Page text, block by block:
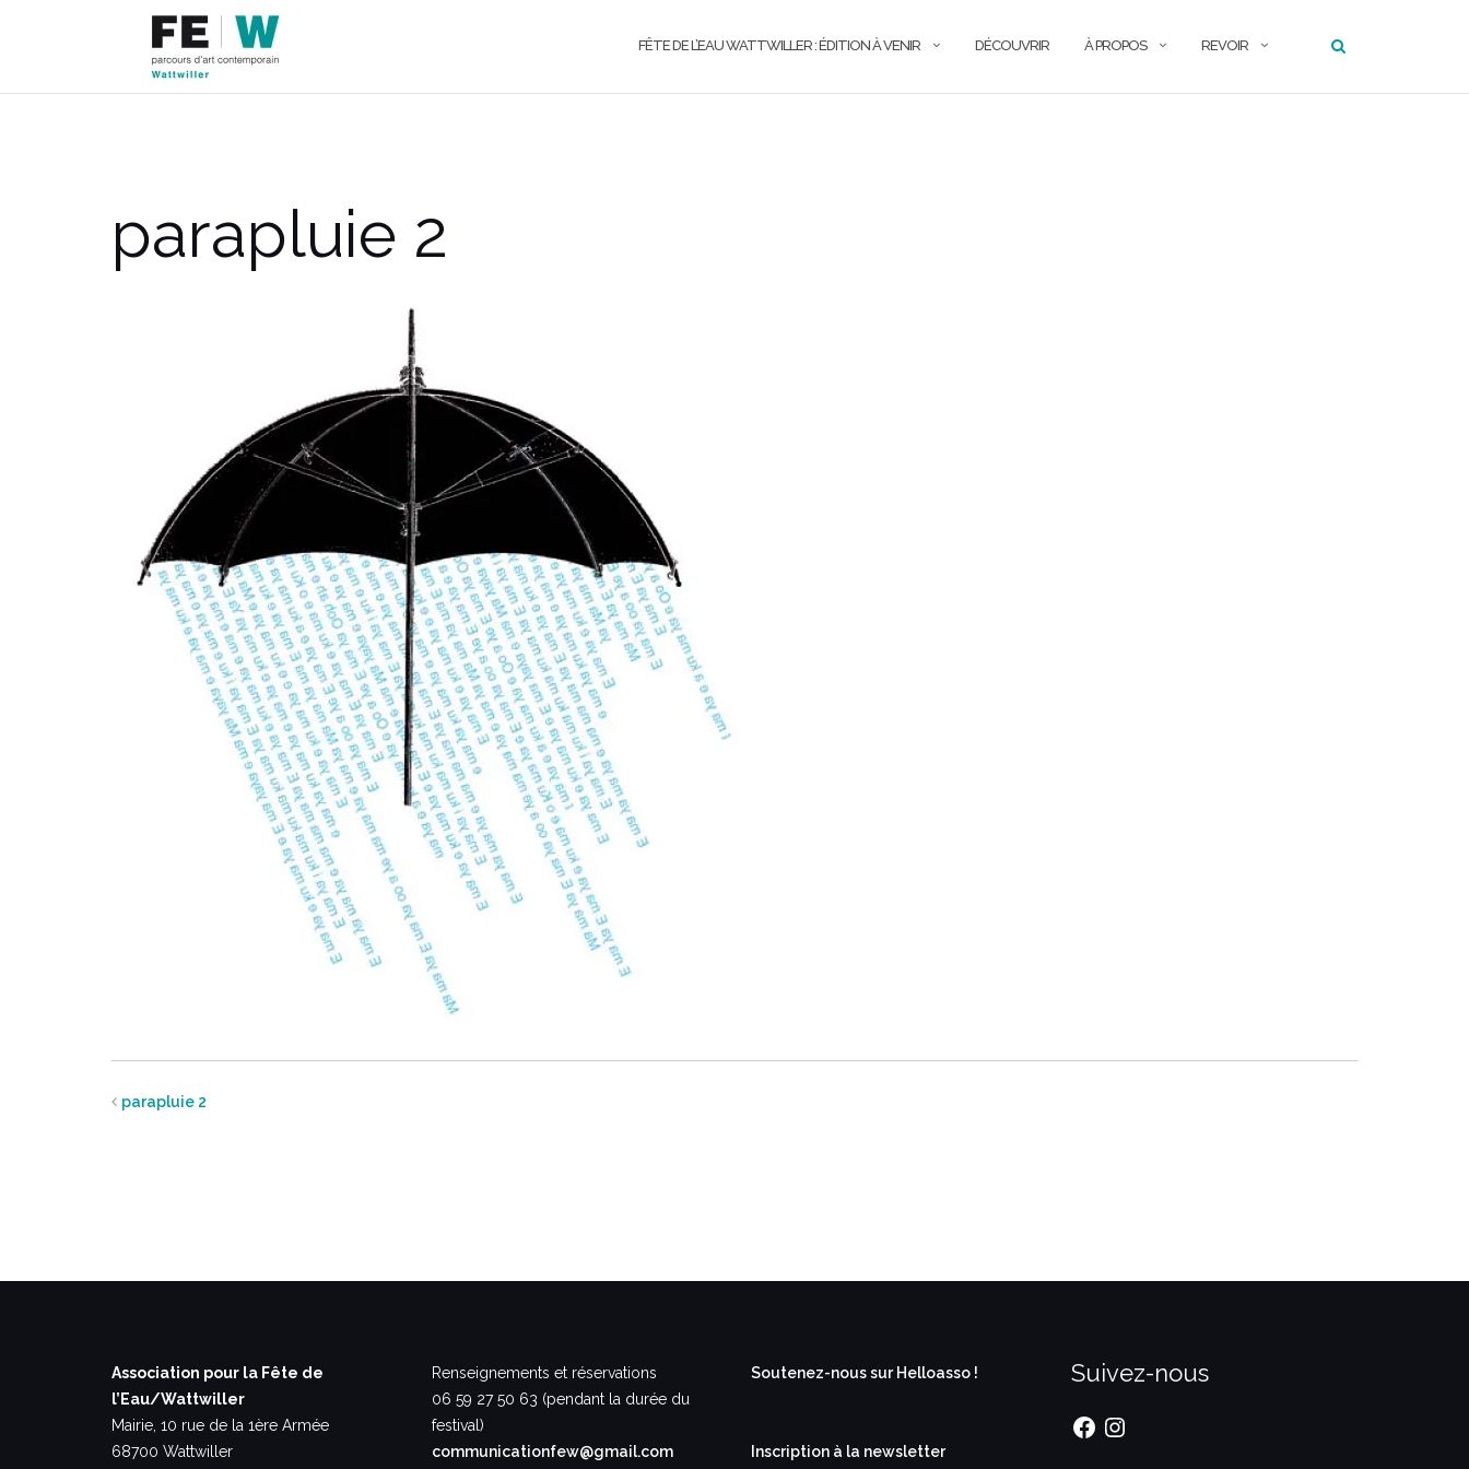
FÊTE DE L’EAU WATTWILLER : ÉDITION À VENIR DÉCOUVRIR À PROPOS REVOIR
parapluie 2
parapluie 2
Association pour la Fête de
l’Eau/Wattwiller
Mairie, 10 rue de la 1ère Armée
68700 Wattwiller
Renseignements et réservations
06 59 27 50 63 (pendant la durée du
festival)
communicationfew@gmail.com
Soutenez-nous sur Helloasso !
Inscription à la newsletter
Suivez-nous
FacebookInstagram